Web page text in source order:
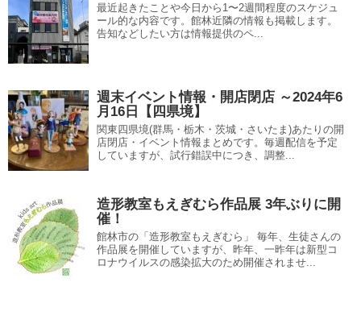
最近起きたことや今日から1〜2週間程度のスケジュ
ール的な内容です。館林近隣の情報も掲載します。
告知などしたい方は情報提供のペ...
週末イベント情報・開店閉店 ～2024年6
月16日【四県境】
関東四県境(群馬・栃木・茨城・さいたま)あたりの開
店閉店・イベント情報まとめです。毎週配信を予定
していますが、試行錯誤中につき、調整...
造形教室もえぎむら作品展 3年ぶりに開
催！
館林市の「造形教室もえぎむら」 毎年、生徒さんの
作品展を開催していますが、昨年、一昨年は新型コ
ロナウイルスの感染拡大のため開催されませ...